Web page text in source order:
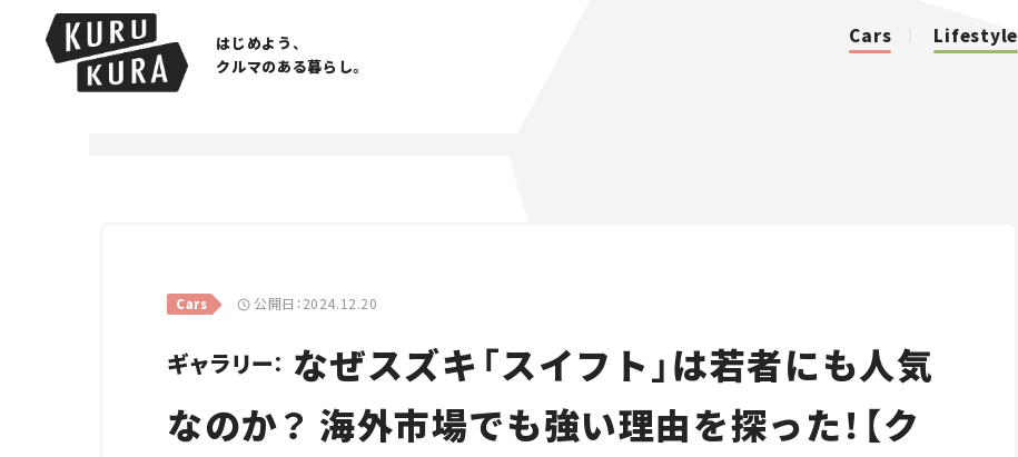
はじめよう、
クルマのある暮らし。
Cars Lifestyle
Cars 公開日：2024.12.20
ギャラリー： なぜスズキ「スイフト」は若者にも人気
なのか？ 海外市場でも強い理由を探った！【ク
Traffic
Special